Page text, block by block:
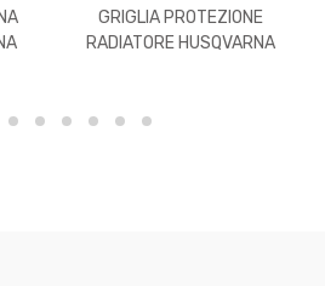
originale
era:
attuale
è:
GRIGLIA PROTEZIONE
RADIATORE HUSQVARNA